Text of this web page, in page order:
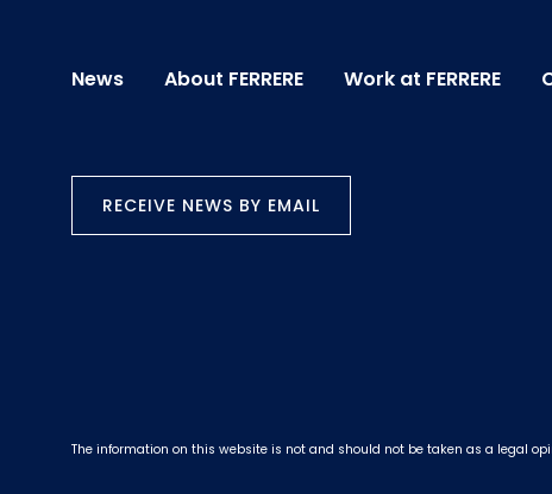
News About FERRERE Work at FERRERE
RECEIVE NEWS BY EMAIL
The information on this website is not and should not be taken as a legal